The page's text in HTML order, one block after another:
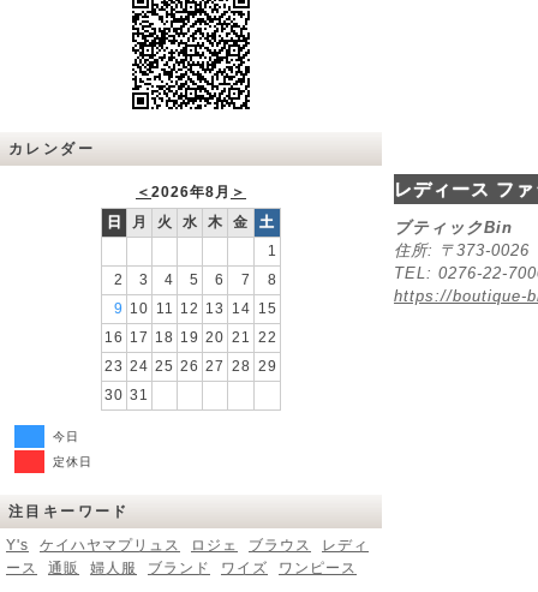
カレンダー
＜ 2026年8月 ＞
日
月 火 水 木 金
土
1
2
3 4 5 6 7
8
9 10 11 12 13 14 15
16 17 18 19 20 21 22
23 24 25 26 27 28 29
30 31
今日
定休日
注目キーワード
Y's
ケイハヤマプリュス ロジェ ブラウス
レディ
ース
通販 婦人服 ブランド ワイズ ワンピース
レディース フ
ブティックBin
住所: 〒373-
TEL: 0276-22-
https://boutique-